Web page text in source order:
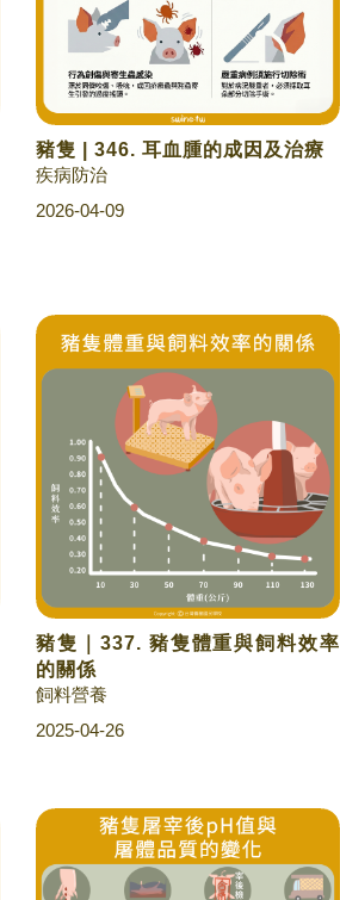
豬隻 | 346. 耳血腫的成因及治療
疾病防治
2026-04-09
豬隻｜337. 豬隻體重與飼料效率
的關係
飼料營養
2025-04-26